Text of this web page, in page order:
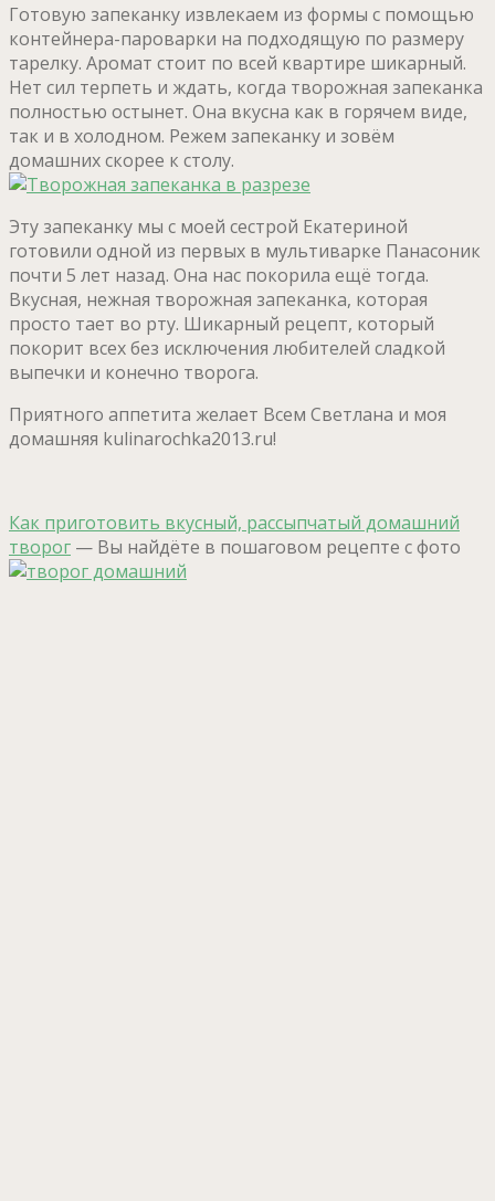
Готовую запеканку извлекаем из формы с помощью
контейнера-пароварки на подходящую по размеру
тарелку. Аромат стоит по всей квартире шикарный.
Нет сил терпеть и ждать, когда творожная запеканка
полностью остынет. Она вкусна как в горячем виде,
так и в холодном. Режем запеканку и зовём
домашних скорее к столу.
Эту запеканку мы с моей сестрой Екатериной
готовили одной из первых в мультиварке Панасоник
почти 5 лет назад. Она нас покорила ещё тогда.
Вкусная, нежная творожная запеканка, которая
просто тает во рту. Шикарный рецепт, который
покорит всех без исключения любителей сладкой
выпечки и конечно творога.
Приятного аппетита желает Всем Светлана и моя
домашняя kulinarochka2013.ru!
Как приготовить вкусный, рассыпчатый домашний
творог — Вы найдёте в пошаговом рецепте с фото